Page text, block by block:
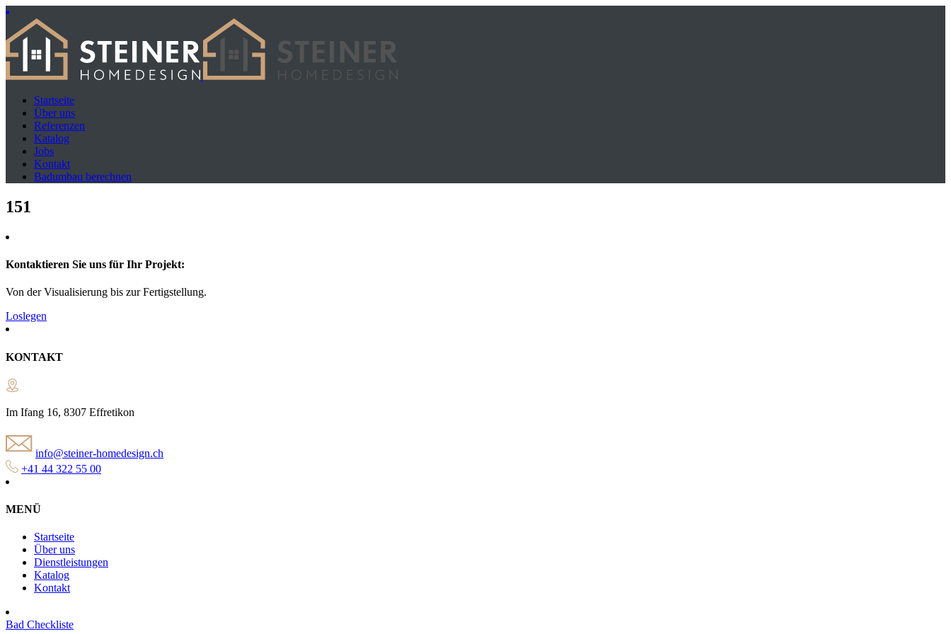
Startseite
Über uns
Referenzen
Katalog
Jobs
Kontakt
Badumbau berechnen
151
Kontaktieren Sie uns für Ihr Projekt:
Von der Visualisierung bis zur Fertigstellung.
Loslegen
KONTAKT
Im Ifang 16, 8307 Effretikon
info@steiner-homedesign.ch
+41 44 322 55 00
MENÜ
Startseite
Über uns
Dienstleistungen
Katalog
Kontakt
Bad Checkliste